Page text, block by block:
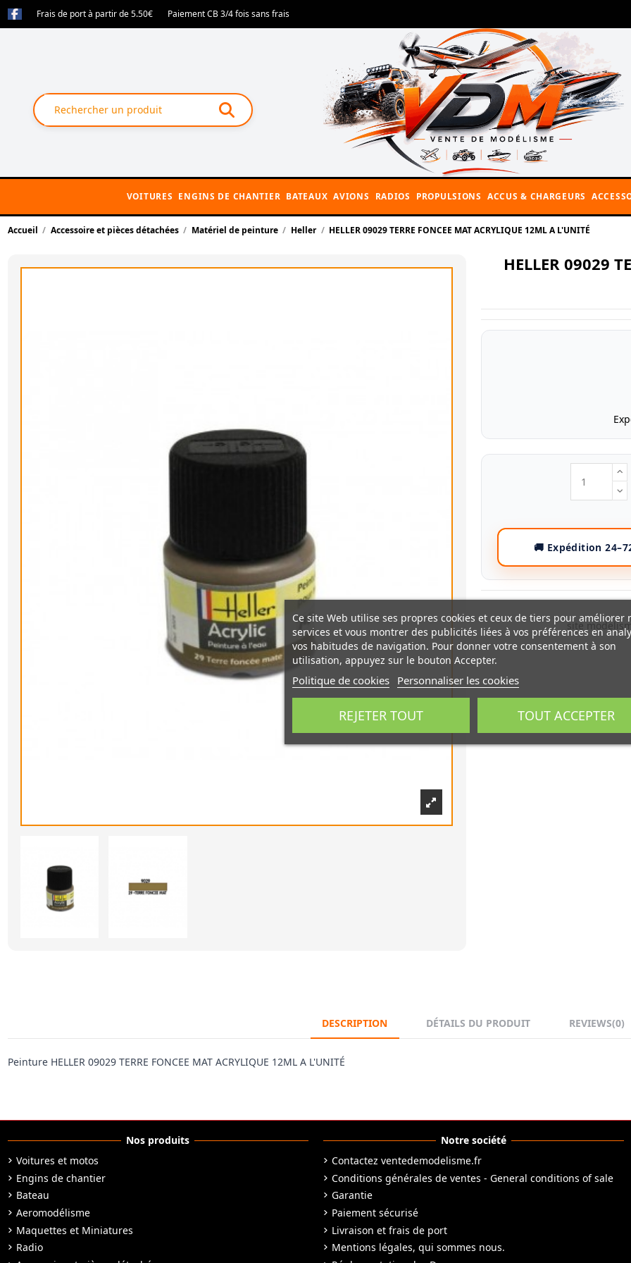
Frais de port à partir de 5.50€ Paiement CB 3/4 fois sans frais
VOITURES ENGINS DE CHANTIER BATEAUX AVIONS RADIOS PROPULSIONS ACCUS & CHARGEURS
Accueil Accessoire et pièces détachées Matériel de peinture Heller HELLER 09029 TERRE FONCEE MAT ACRYLIQUE 12ML A L'UNITÉ
HELLER 09029
site
DESCRIPTION DÉTAILS DU PRODUIT REVIEWS(0)
Peinture HELLER 09029 TERRE FONCEE MAT ACRYLIQUE 12ML A L'UNITÉ
Nos produits
Voitures et motos
Engins de chantier
Bateau
Aeromodélisme
Maquettes et Miniatures
Radio
Notre société
Contactez ventedemodelisme.fr
Conditions générales de ventes - General conditions of sale
Garantie
Paiement sécurisé
Livraison et frais de port
Mentions légales, qui sommes nous.
Ce site Web utilise ses propres cookies et ceux de tiers pour améliorer
services et vous montrer des publicités liées à vos préférences en
vos habitudes de navigation. Pour donner votre consentement à son
utilisation, appuyez sur le bouton Accepter.
Politique de cookies Personnaliser les cookies
REJETER TOUT TOUT ACCEPTER